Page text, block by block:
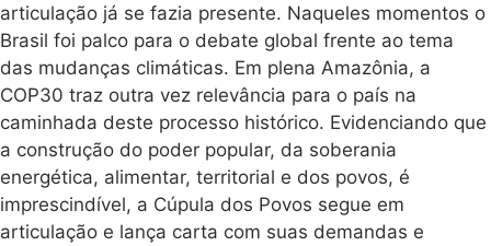
articulação já se fazia presente. Naqueles momentos o
Brasil foi palco para o debate global frente ao tema
das mudanças climáticas. Em plena Amazônia, a
COP30 traz outra vez relevância para o país na
caminhada deste processo histórico. Evidenciando que
a construção do poder popular, da soberania
energética, alimentar, territorial e dos povos, é
imprescindível, a Cúpula dos Povos segue em
articulação e lança carta com suas demandas e